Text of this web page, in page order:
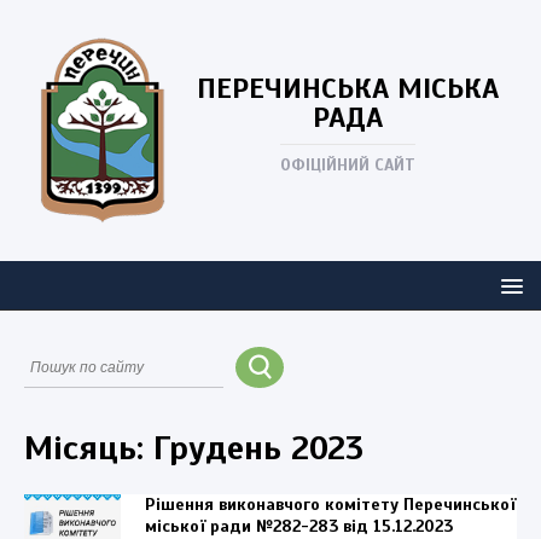
ПЕРЕЧИНСЬКА МІСЬКА
РАДА
ОФІЦІЙНИЙ САЙТ
Місяць: Грудень 2023
Рішення виконавчого комітету Перечинської
міської ради №282-283 від 15.12.2023